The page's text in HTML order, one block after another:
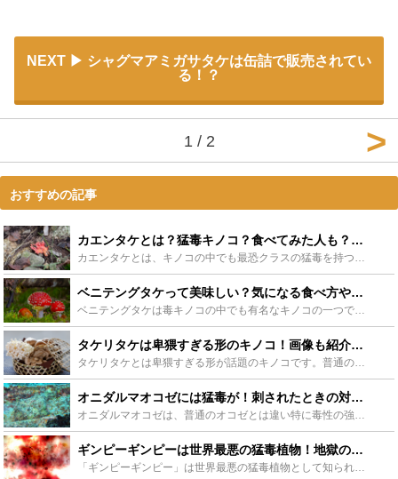
NEXT
シャグマアミガサタケは缶詰で販売されてい
る！？
1 / 2
おすすめの記事
カエンタケとは？猛毒キノコ？食べてみた人も？味や症状、生息地など紹介 - Leisurego(レジャーゴー)
カエンタケとは、キノコの中でも最恐クラスの猛毒を持つ殺人キノコです。毒キノコを食べてはいけないというのは常識ですが、カエンタケには触れることすら危険なほどの毒性が。今回はカエンタケを食べてみた人によ...
ベニテングタケって美味しい？気になる食べ方や味、毒の中毒症状を紹介！ - Leisurego(レジャーゴー)
ベニテングタケは毒キノコの中でも有名なキノコの一つです。キノコ狩りの時には気をつけなければいけませんが、毒キノコは美味しいという話から食べることを試みる人が時折いるので、今回はベニテングタケやその毒...
タケリタケは卑猥すぎる形のキノコ！画像も紹介！実は食べれる？！味は？ - Leisurego(レジャーゴー)
タケリタケとは卑猥すぎる形が話題のキノコです。普通のキノコに菌が寄生することでタケリタケになります。男根が猛っている様子に似ていることからタケリタケと呼ばれています。タケリタケについて、食用の可否や...
オニダルマオコゼには猛毒が！刺されたときの対処方法や料理をご紹介！ - Leisurego(レジャーゴー)
オニダルマオコゼは、普通のオコゼとは違い特に毒性の強い魚です。ダイバー殺しと言われていて、身近にも見られる魚です。刺されたときの対処法を覚えておきましょう。そんな怖い毒とは逆に食べるととても美味しい...
ギンピーギンピーは世界最悪の猛毒植物！地獄のような激痛で自殺者も - Leisurego(レジャーゴー)
「ギンピーギンピー」は世界最悪の猛毒植物として知られています。どの部分を触ったら危ないのでしょうか？ギンピーギンピーに秘められている毒性や人体にもたらす影響、分布地域について詳しく解説します。ギンピ...